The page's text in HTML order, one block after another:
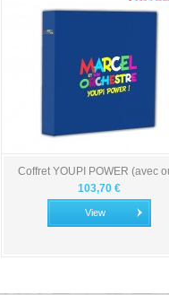
Coffret YOUPI POWER (avec
103,70 €
View